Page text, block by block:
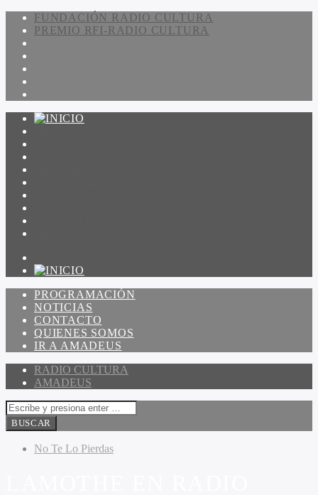
FUNDACIÓN RADIO CULTURA
PREMIO RFI-RADIO CULTURA
PROGRAMACIÓN
NOTICIAS
CONTACTO
QUIENES SOMOS
IR A AMADEUS
RADIO CULTURA
AMADEUS
No Te Lo Pierdas